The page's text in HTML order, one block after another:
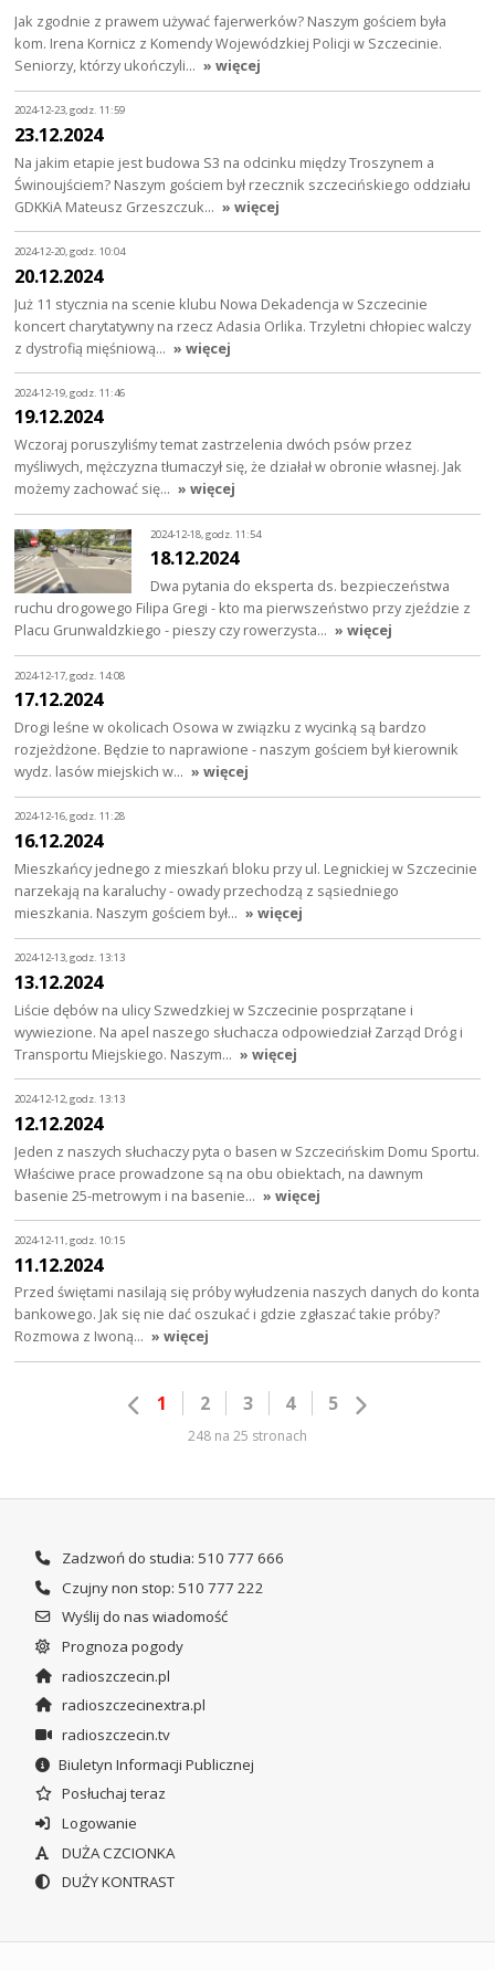
Jak zgodnie z prawem używać fajerwerków? Naszym gościem była
kom. Irena Kornicz z Komendy Wojewódzkiej Policji w Szczecinie.
Seniorzy, którzy ukończyli… » więcej
2024-12-23, godz. 11:59
23.12.2024
Na jakim etapie jest budowa S3 na odcinku między Troszynem a
Świnoujściem? Naszym gościem był rzecznik szczecińskiego oddziału
GDKKiA Mateusz Grzeszczuk… » więcej
2024-12-20, godz. 10:04
20.12.2024
Już 11 stycznia na scenie klubu Nowa Dekadencja w Szczecinie
koncert charytatywny na rzecz Adasia Orlika. Trzyletni chłopiec walczy
z dystrofią mięśniową… » więcej
2024-12-19, godz. 11:46
19.12.2024
Wczoraj poruszyliśmy temat zastrzelenia dwóch psów przez
myśliwych, mężczyzna tłumaczył się, że działał w obronie własnej. Jak
możemy zachować się… » więcej
2024-12-18, godz. 11:54
18.12.2024
Dwa pytania do eksperta ds. bezpieczeństwa
ruchu drogowego Filipa Gregi - kto ma pierwszeństwo przy zjeździe z
Placu Grunwaldzkiego - pieszy czy rowerzysta… » więcej
2024-12-17, godz. 14:08
17.12.2024
Drogi leśne w okolicach Osowa w związku z wycinką są bardzo
rozjeżdżone. Będzie to naprawione - naszym gościem był kierownik
wydz. lasów miejskich w… » więcej
2024-12-16, godz. 11:28
16.12.2024
Mieszkańcy jednego z mieszkań bloku przy ul. Legnickiej w Szczecinie
narzekają na karaluchy - owady przechodzą z sąsiedniego
mieszkania. Naszym gościem był… » więcej
2024-12-13, godz. 13:13
13.12.2024
Liście dębów na ulicy Szwedzkiej w Szczecinie posprzątane i
wywiezione. Na apel naszego słuchacza odpowiedział Zarząd Dróg i
Transportu Miejskiego. Naszym… » więcej
2024-12-12, godz. 13:13
12.12.2024
Jeden z naszych słuchaczy pyta o basen w Szczecińskim Domu Sportu.
Właściwe prace prowadzone są na obu obiektach, na dawnym
basenie 25-metrowym i na basenie… » więcej
2024-12-11, godz. 10:15
11.12.2024
Przed świętami nasilają się próby wyłudzenia naszych danych do konta
bankowego. Jak się nie dać oszukać i gdzie zgłaszać takie próby?
Rozmowa z Iwoną… » więcej
1 2 3 4 5
248 na 25 stronach
Zadzwoń do studia: 510 777 666
Czujny non stop: 510 777 222
Wyślij do nas wiadomość
Prognoza pogody
radioszczecin.pl
radioszczecinextra.pl
radioszczecin.tv
Biuletyn Informacji Publicznej
Posłuchaj teraz
Logowanie
DUŻA CZCIONKA
DUŻY KONTRAST